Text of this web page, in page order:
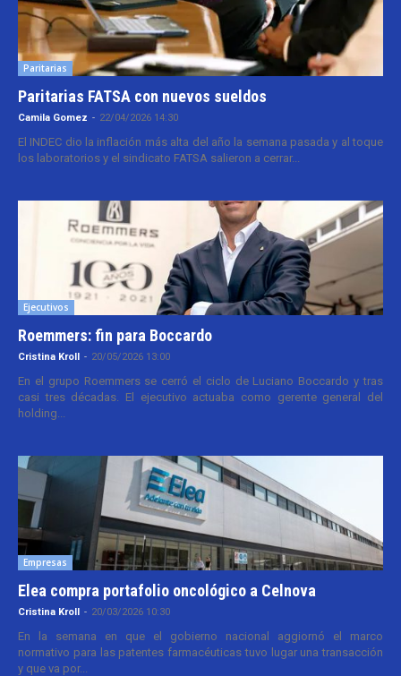
Paritarias
Paritarias FATSA con nuevos sueldos
Camila Gomez - 22/04/2026 14:30
El INDEC dio la inflación más alta del año la semana pasada y al toque
los laboratorios y el sindicato FATSA salieron a cerrar...
Ejecutivos
Roemmers: fin para Boccardo
Cristina Kroll - 20/05/2026 13:00
En el grupo Roemmers se cerró el ciclo de Luciano Boccardo y tras
casi tres décadas. El ejecutivo actuaba como gerente general del
holding...
Empresas
Elea compra portafolio oncológico a Celnova
Cristina Kroll - 20/03/2026 10:30
En la semana en que el gobierno nacional aggiornó el marco
normativo para las patentes farmacéuticas tuvo lugar una transacción
y que va por...